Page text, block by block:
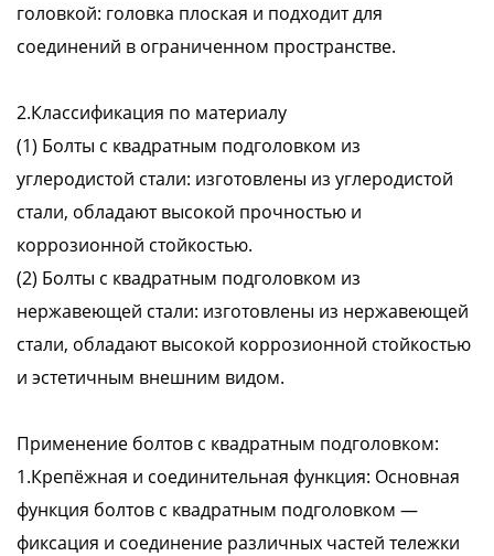
головкой: головка плоская и подходит для
соединений в ограниченном пространстве.
2.Классификация по материалу
(1) Болты с квадратным подголовком из
углеродистой стали: изготовлены из углеродистой
стали, обладают высокой прочностью и
коррозионной стойкостью.
(2) Болты с квадратным подголовком из
нержавеющей стали: изготовлены из нержавеющей
стали, обладают высокой коррозионной стойкостью
и эстетичным внешним видом.
Применение болтов с квадратным подголовком:
1.Крепёжная и соединительная функция: Основная
функция болтов с квадратным подголовком —
фиксация и соединение различных частей тележки